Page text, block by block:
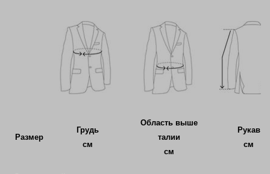
Размер
Грудь
см
Область выше
талии
см
Рукав
см